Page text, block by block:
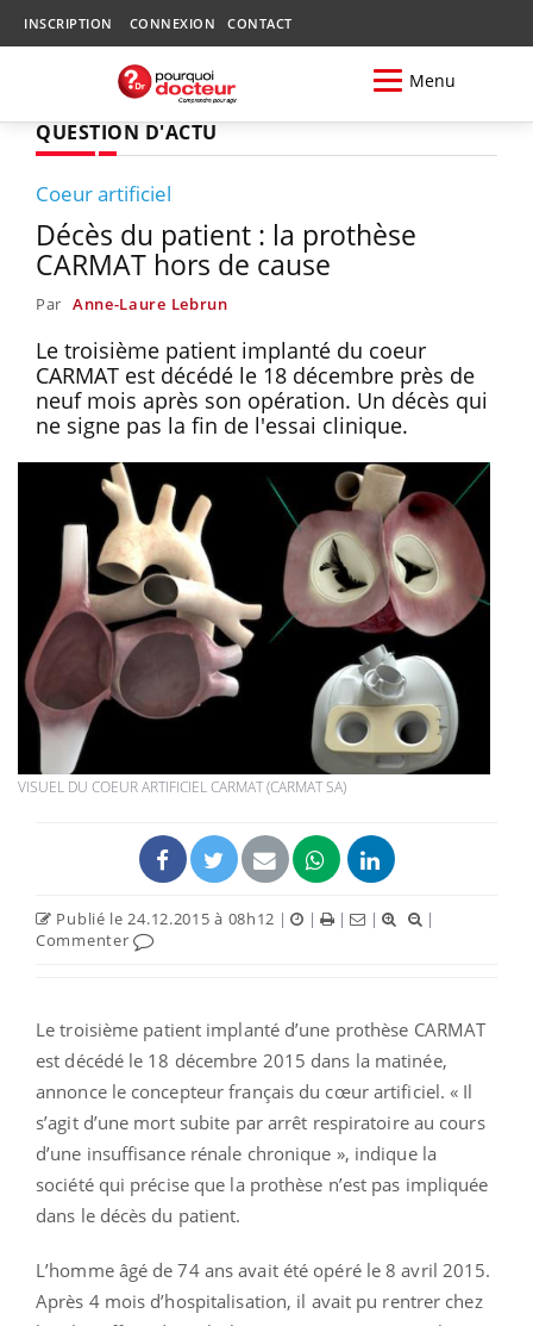
INSCRIPTION CONNEXION CONTACT
Menu
QUESTION D'ACTU
Coeur artificiel
Décès du patient : la prothèse
CARMAT hors de cause
Par Anne-Laure Lebrun
Le troisième patient implanté du coeur
CARMAT est décédé le 18 décembre près de
neuf mois après son opération. Un décès qui
ne signe pas la fin de l'essai clinique.
VISUEL DU COEUR ARTIFICIEL CARMAT (CARMAT SA)
Publié le 24.12.2015 à 08h12 | | | |
|
Commenter
Le troisième patient implanté d’une prothèse CARMAT
est décédé le 18 décembre 2015 dans la matinée,
annonce le concepteur français du cœur artificiel. « Il
s’agit d’une mort subite par arrêt respiratoire au cours
d’une insuffisance rénale chronique », indique la
société qui précise que la prothèse n’est pas impliquée
dans le décès du patient.
L’homme âgé de 74 ans avait été opéré le 8 avril 2015.
Après 4 mois d’hospitalisation, il avait pu rentrer chez